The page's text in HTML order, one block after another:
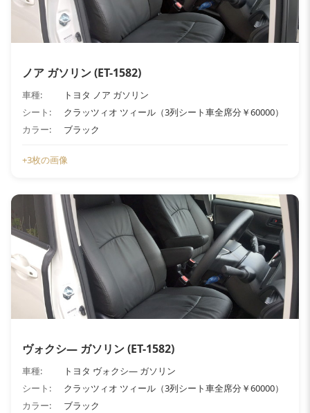
ノア ガソリン (ET-1582)
車種:
トヨタ ノア ガソリン
シート:
クラッツィオ ツィール（3列シート車全席分￥60000）
カラー:
ブラック
+3枚の画像
ヴォクシ― ガソリン (ET-1582)
車種:
トヨタ ヴォクシ― ガソリン
シート:
クラッツィオ ツィール（3列シート車全席分￥60000）
カラー:
ブラック